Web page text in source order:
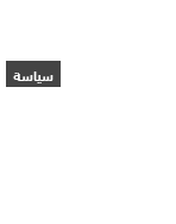
سياسة